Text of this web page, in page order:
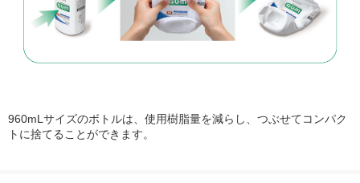
960mLサイズのボトルは、使用樹脂量を減らし、つぶせてコンパク
トに捨てることができます。